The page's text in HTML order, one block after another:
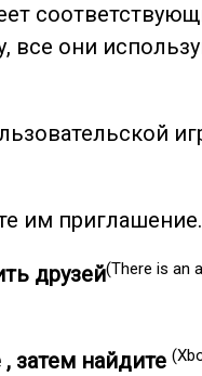
все они
им приглашение.
друзей(There is an
затем найдите